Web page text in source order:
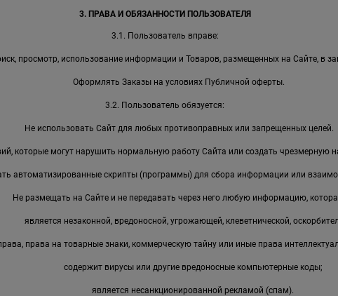
3. ПРАВА И ОБЯЗАННОСТИ ПОЛЬЗОВАТЕЛЯ
3.1. Пользователь вправе:
просмотр, использование информации и Товаров, размещенных на Сайте, в
Оформлять Заказы на условиях Публичной оферты.
3.2. Пользователь обязуется:
Не использовать Сайт для любых противоправных или запрещенных целей.
которые могут нарушить нормальную работу Сайта или создать чрезмерную
автоматизированные скрипты (программы) для сбора информации или
Не размещать на Сайте и не передавать через него любую информацию,
является незаконной, вредоносной, угрожающей, клеветнической,
права на товарные знаки, коммерческую тайну или иные права
содержит вирусы или другие вредоносные компьютерные коды;
является несанкционированной рекламой (спам).